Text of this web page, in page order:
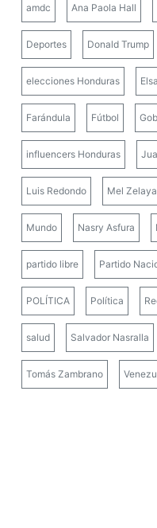
amdc Ana Paola Hall
Deportes Donald Trump
elecciones Honduras
Farándula Fútbol
influencers Honduras
Luis Redondo Mel Zelaya
Mundo Nasry Asfura
partido libre Partido
POLÍTICA Política
salud Salvador Nasralla
Tomás Zambrano